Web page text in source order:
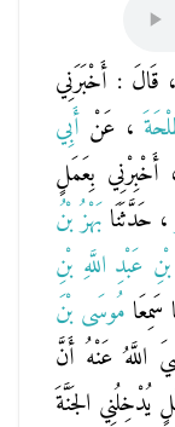
، قَالَ : أَخْبَرَنِي
، عَنْ أَبِي
بِعَمَلٍ
، حَدَّثَنَا بَهْزُ بْنُ
عَبْدِ اللَّهِ بْنِ
سَمِعَا مُوسَى بْنَ
اللَّهُ عَنْهُ أَنَّ
الجَنَّةَ